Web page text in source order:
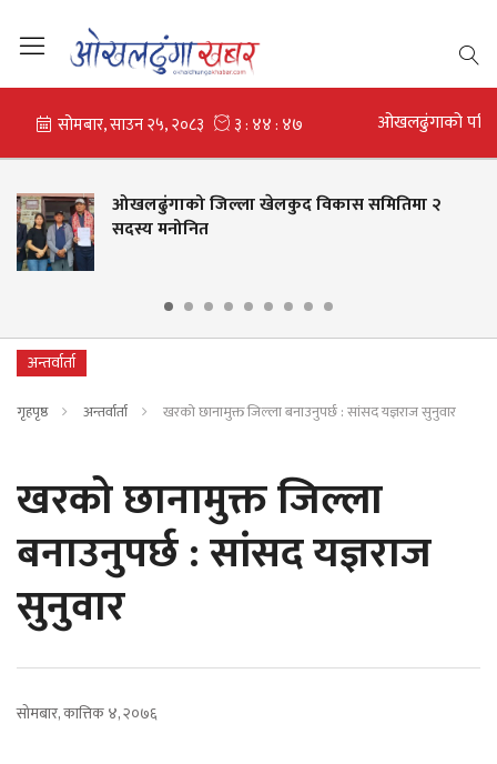
ओखलढुंगाको
ओखलढुंगाको जिल्ला खेलकुद विकास समितिमा २
सदस्य मनोनित
अन्तर्वार्ता
गृहपृष्ठ अन्तर्वार्ता खरको छानामुक्त जिल्ला बनाउनुपर्छ : सांसद यज्ञराज सुनुवार
खरको छानामुक्त जिल्ला
बनाउनुपर्छ : सांसद यज्ञराज
सुनुवार
सोमबार, कात्तिक ४, २०७६